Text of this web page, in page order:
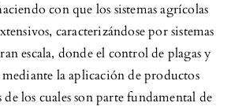
con que los sistemas agrícolas
caracterizándose por sistemas
escala, donde el control de plagas y
mediante la aplicación de productos
los cuales son parte fundamental de